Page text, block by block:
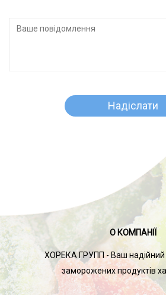
О КОМПАНІЇ
ХОРЕКА ГРУПП - Ваш надійний
заморожених продуктів